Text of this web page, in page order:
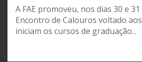
A FAE promoveu, nos dias 30 e
Encontro de Calouros voltado
iniciam os cursos de graduação...